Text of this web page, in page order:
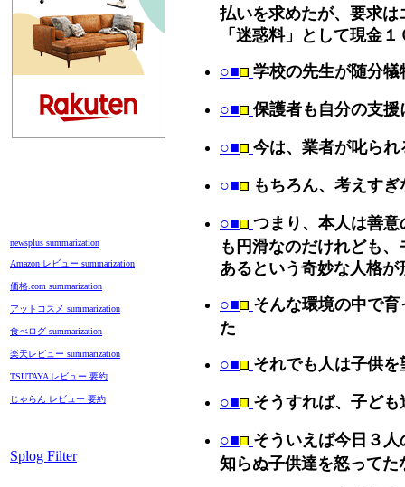
newsplus summarization
Amazon レビュー summarization
価格.com summarization
アットコスメ summarization
食べログ summarization
楽天レビュー summarization
TSUTAYA レビュー 要約
じゃらん レビュー 要約
Splog Filter
払いを求めたが、要求
「迷惑料」として現金
○■ 学校の先生が随分
○■ 保護者も自分の支
○■ 今は、業者が叱ら
○■ もちろん、考えす
○■ つまり、本人は善
も円滑なのだけれども
あるという奇妙な人格が
○■ そんな環境の中で
た
○■ それでも人は子供を
○■ そうすれば、子ど
○■ そういえば今日３
知らぬ子供達を怒ってた